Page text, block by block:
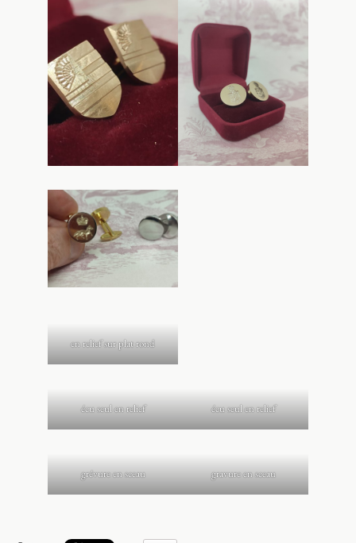
en relief sur plat rond
écu seul en relief écu seul en relief
grévure en sceau gravure en sceau